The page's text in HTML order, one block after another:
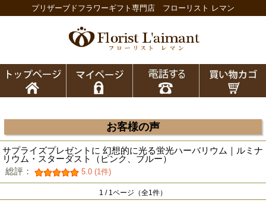
プリザーブドフラワーギフト専門店 フローリスト レマン
お客様の声
サプライズプレゼントに 幻想的に光る蛍光ハーバリウム｜ルミナ
リウム・スターダスト（ピンク、ブルー）
総評：
5.0 (1件)
1 / 1ページ（全1件）